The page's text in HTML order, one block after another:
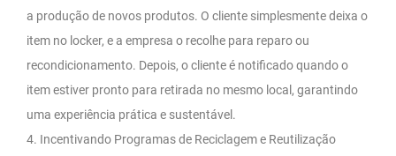
a produção de novos produtos. O cliente simplesmente deixa o
item no locker, e a empresa o recolhe para reparo ou
recondicionamento. Depois, o cliente é notificado quando o
item estiver pronto para retirada no mesmo local, garantindo
uma experiência prática e sustentável.
4. Incentivando Programas de Reciclagem e Reutilização